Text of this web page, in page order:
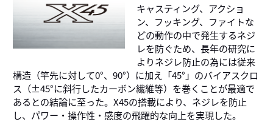
キャスティング、アクショ
ン、フッキング、ファイトな
どの動作の中で発生するネジ
レを防ぐため、長年の研究に
よりネジレ防止の為には従来
構造（竿先に対して0°、90°）に加え「45°」のバイアスクロ
ス（±45°に斜行したカーボン繊維等）を巻くことが最適で
あるとの結論に至った。X45の搭載により、ネジレを防止
し、パワー・操作性・感度の飛躍的な向上を実現した。